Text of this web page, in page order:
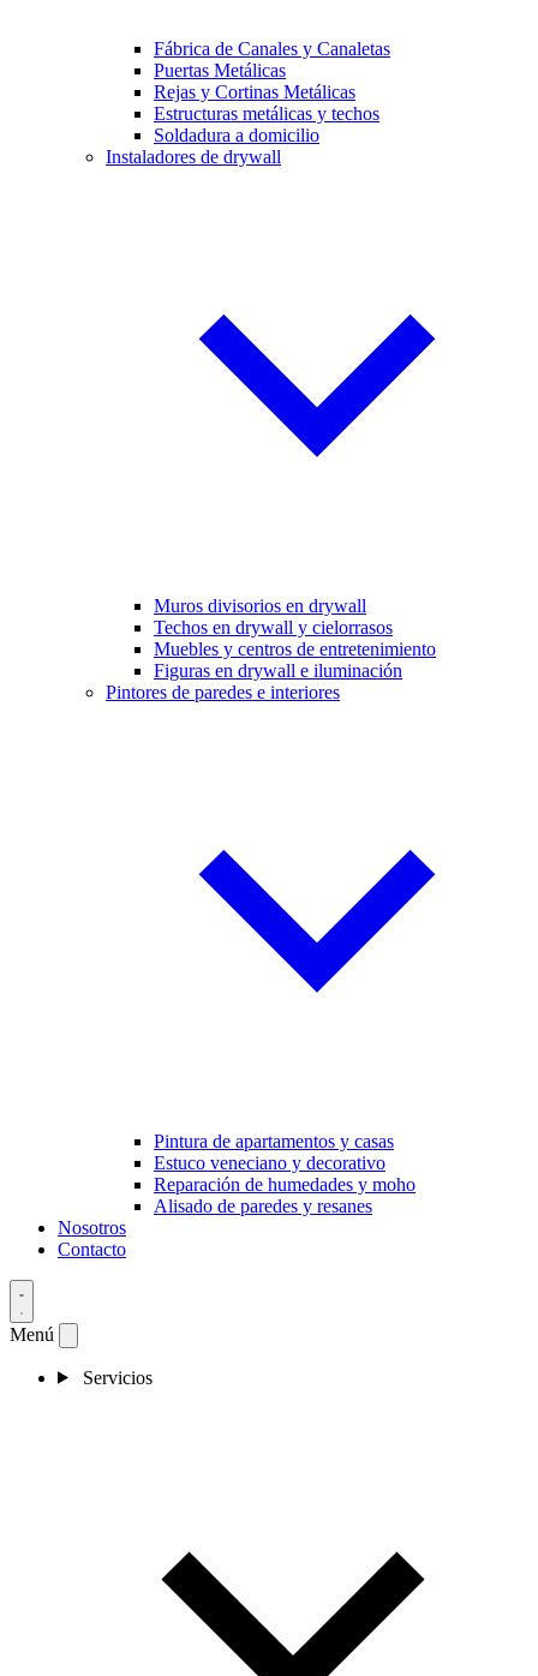
Fábrica de Canales y Canaletas
Puertas Metálicas
Rejas y Cortinas Metálicas
Estructuras metálicas y techos
Soldadura a domicilio
Instaladores de drywall
Muros divisorios en drywall
Techos en drywall y cielorrasos
Muebles y centros de entretenimiento
Figuras en drywall e iluminación
Pintores de paredes e interiores
Pintura de apartamentos y casas
Estuco veneciano y decorativo
Reparación de humedades y moho
Alisado de paredes y resanes
Nosotros
Contacto
Menú
Servicios